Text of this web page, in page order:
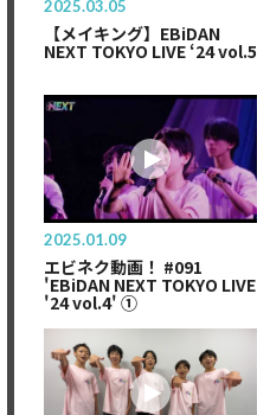
2025.03.05
【メイキング】EBiDAN
NEXT TOKYO LIVE ‘24 vol.5
2025.01.09
エビネク動画！ #091
'EBiDAN NEXT TOKYO LIVE
'24 vol.4' ①